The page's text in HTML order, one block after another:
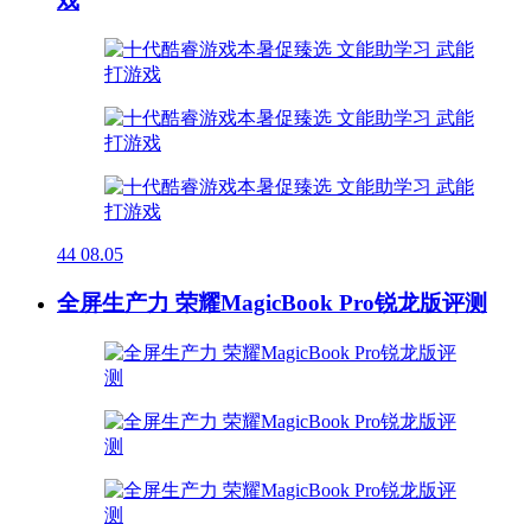
44 08.05
全屏生产力 荣耀MagicBook Pro锐龙版评测